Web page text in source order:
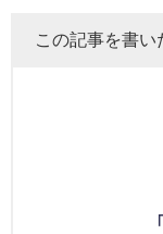
この記事を書い